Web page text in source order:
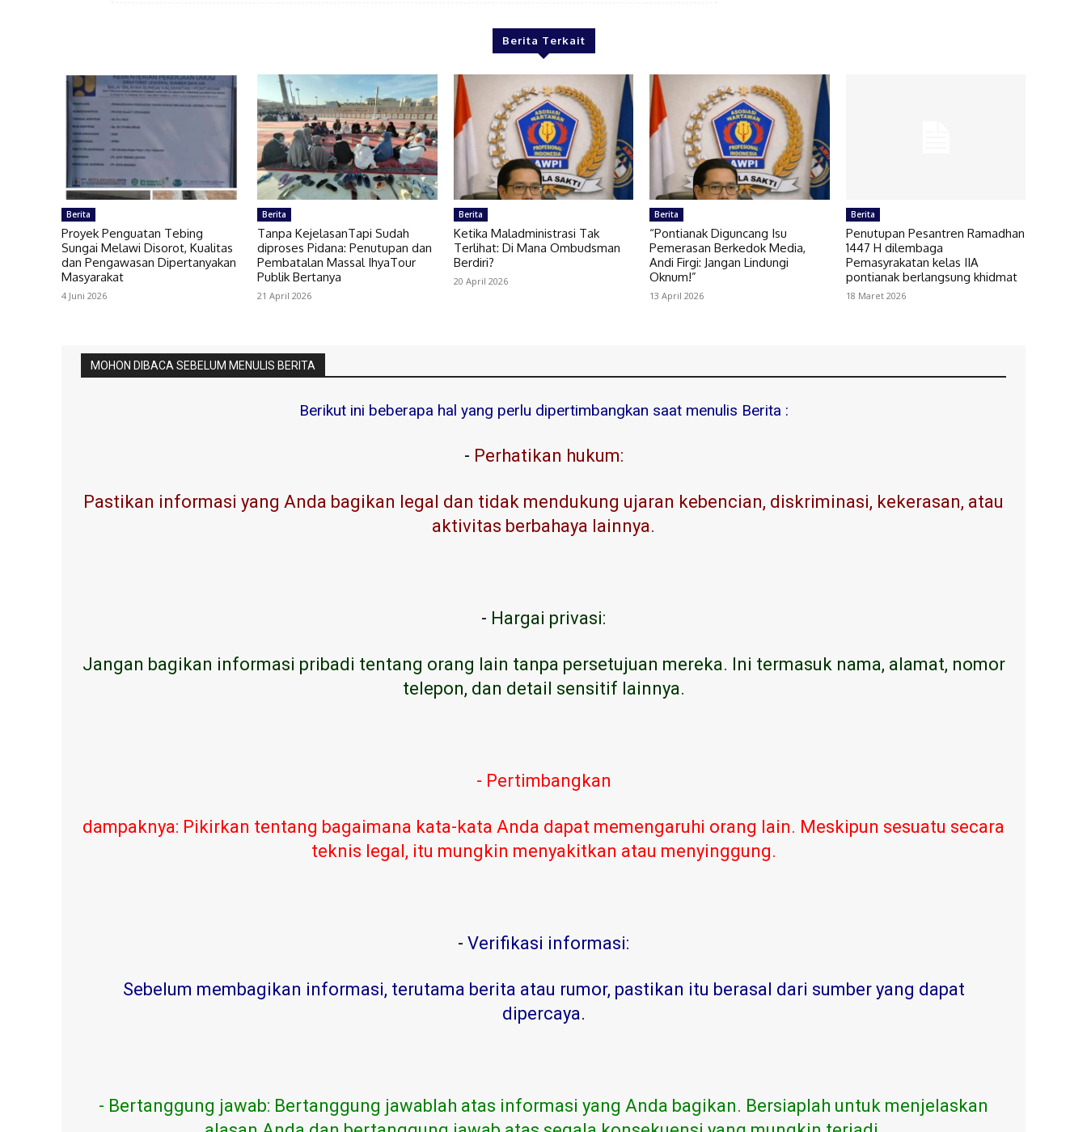
Berita Terkait
Berita
Proyek Penguatan Tebing
Sungai Melawi Disorot, Kualitas
dan Pengawasan Dipertanyakan
Masyarakat
4 Juni 2026
Berita
Tanpa KejelasanTapi Sudah
diproses Pidana: Penutupan dan
Pembatalan Massal IhyaTour
Publik Bertanya
21 April 2026
Berita
Ketika Maladministrasi Tak
Terlihat: Di Mana Ombudsman
Berdiri?
20 April 2026
Berita
“Pontianak Diguncang Isu
Pemerasan Berkedok Media,
Andi Firgi: Jangan Lindungi
Oknum!”
13 April 2026
Berita
Penutupan Pesantren Ramadhan
1447 H dilembaga
Pemasyrakatan kelas IIA
pontianak berlangsung khidmat
18 Maret 2026
MOHON DIBACA SEBELUM MENULIS BERITA
Berikut ini beberapa hal yang perlu dipertimbangkan saat menulis Berita :
- Perhatikan hukum:
Pastikan informasi yang Anda bagikan legal dan tidak mendukung ujaran kebencian, diskriminasi, kekerasan, atau
aktivitas berbahaya lainnya.
- Hargai privasi:
Jangan bagikan informasi pribadi tentang orang lain tanpa persetujuan mereka. Ini termasuk nama, alamat, nomor
telepon, dan detail sensitif lainnya.
- Pertimbangkan
dampaknya: Pikirkan tentang bagaimana kata-kata Anda dapat memengaruhi orang lain. Meskipun sesuatu secara
teknis legal, itu mungkin menyakitkan atau menyinggung.
- Verifikasi informasi:
Sebelum membagikan informasi, terutama berita atau rumor, pastikan itu berasal dari sumber yang dapat
dipercaya.
- Bertanggung jawab: Bertanggung jawablah atas informasi yang Anda bagikan. Bersiaplah untuk menjelaskan